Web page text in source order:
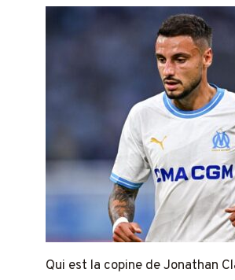
Qui est la copine de Jonathan